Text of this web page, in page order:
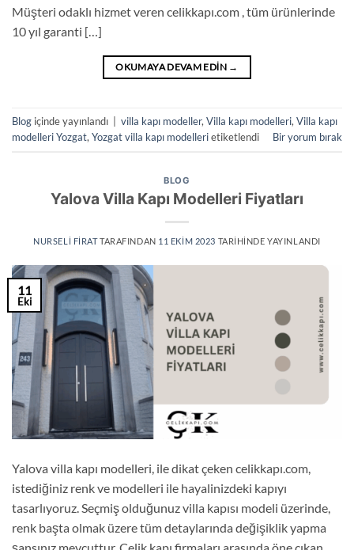
Müşteri odaklı hizmet veren celikkapı.com , tüm ürünlerinde
10 yıl garanti […]
OKUMAYA DEVAM EDIN →
Blog içinde yayınlandı villa kapı modeller,Villa kapı modelleri,Villa kapı
modelleri Yozgat,Yozgat villa kapı modellerietiketlendi Bir yorum bırak
BLOG
Yalova Villa Kapı Modelleri Fiyatları
NURSELI FIRATTARAFINDAN 11 EKIM 2023 TARIHINDE YAYINLANDI
11
Eki
Yalova villa kapı modelleri, ile dikat çeken celikkapı.com,
istediğiniz renk ve modelleri ile hayalinizdeki kapıyı
tasarlıyoruz. Seçmiş olduğunuz villa kapısı modeli üzerinde,
renk başta olmak üzere tüm detaylarında değişiklik yapma